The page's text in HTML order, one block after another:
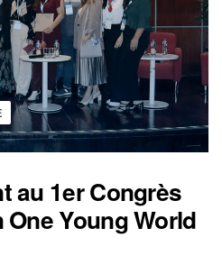
au 1er Congrès
Young World